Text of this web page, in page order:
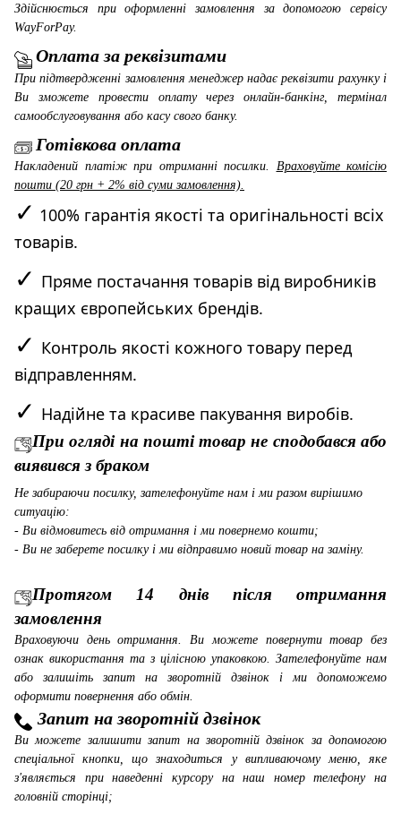
Здійснюється при оформленні замовлення за допомогою сервісу
WayForPay.
Оплата за реквізитами
При підтвердженні замовлення менеджер надає реквізити рахунку і
Ви зможете провести оплату через онлайн-банкінг, термінал
самообслуговування або касу свого банку.
Готівкова оплата
Накладений платіж при отриманні посилки. Враховуйте комісію
пошти (20 грн + 2% від суми замовлення).
✓ 100% гарантія якості та оригінальності всіх
товарів.
✓ Пряме постачання товарів від виробників
кращих європейських брендів.
✓ Контроль якості кожного товару перед
відправленням.
✓ Надійне та красиве пакування виробів.
При огляді на пошті товар не сподобався або
виявився з браком
Не забираючи посилку, зателефонуйте нам і ми разом вирішимо
ситуацію:
- Ви відмовитесь від отримання і ми повернемо кошти;
- Ви не заберете посилку і ми відправимо новий товар на заміну.
Протягом 14 днів після отримання
замовлення
Враховуючи день отримання. Ви можете повернути товар без
ознак використання та з цілісною упаковкою. Зателефонуйте нам
або залишіть запит на зворотній дзвінок і ми допоможемо
оформити повернення або обмін.
Запит на зворотній дзвінок
Ви можете залишити запит на зворотній дзвінок за допомогою
спеціальної кнопки, що знаходиться у випливаючому меню, яке
з'являється при наведенні курсору на наш номер телефону на
головній сторінці;